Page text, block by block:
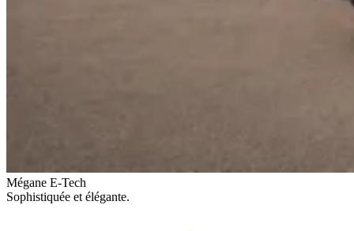
Mégane E-Tech
Sophistiquée et élégante.